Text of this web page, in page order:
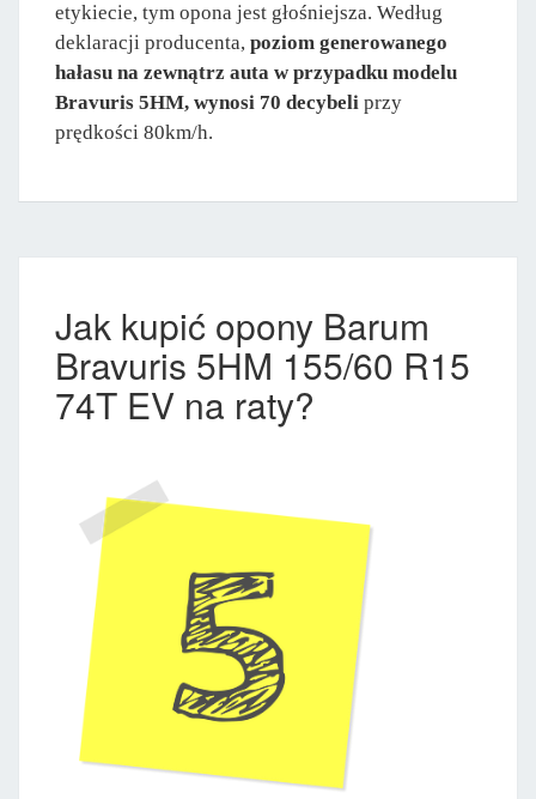
etykiecie, tym opona jest głośniejsza. Według
deklaracji producenta, poziom generowanego
hałasu na zewnątrz auta w przypadku modelu
Bravuris 5HM, wynosi 70 decybeli przy
prędkości 80km/h.
Jak kupić opony Barum
Bravuris 5HM 155/60 R15
74T EV na raty?